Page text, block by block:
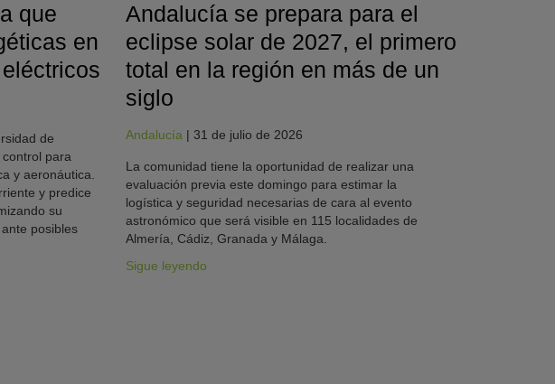
que
en
de
para
y aeronáutica.
y predice
su
posibles
Andalucía se prepara para el
eclipse solar de 2027, el primero
total en la región en más de un
siglo
Andalucía| 31 de julio de 2026
La comunidad tiene la oportunidad de realizar una
evaluación previa este domingo para estimar la
logística y seguridad necesarias de cara al evento
astronómico que será visible en 115 localidades de
Almería, Cádiz, Granada y Málaga.
Sigue leyendo